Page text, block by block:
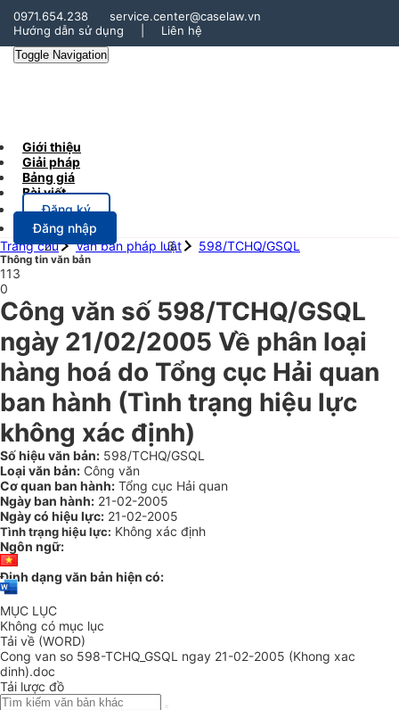
0971.654.238
service.center@caselaw.vn
Hướng dẫn sử dụng
Liên hệ
Toggle Navigation
Giới thiệu
Giải pháp
Bảng giá
Bài viết
Đăng ký
Đăng nhập
Trang chủ
Văn bản pháp luật 598/TCHQ/GSQL
Thông tin văn bản
113
0
Công văn số 598/TCHQ/GSQL
ngày 21/02/2005 Về phân loại
hàng hoá do Tổng cục Hải quan
ban hành (Tình trạng hiệu lực
không xác định)
Số hiệu văn bản: 598/TCHQ/GSQL
Loại văn bản: Công văn
Cơ quan ban hành: Tổng cục Hải quan
Ngày ban hành: 21-02-2005
Ngày có hiệu lực: 21-02-2005
Tình trạng hiệu lực: Không xác định
Ngôn ngữ:
Định dạng văn bản hiện có:
MỤC LỤC
Không có mục lục
Tải về (WORD)
Cong van so 598-TCHQ_GSQL ngay 21-02-2005 (Khong xac
dinh).doc
Tải lược đồ